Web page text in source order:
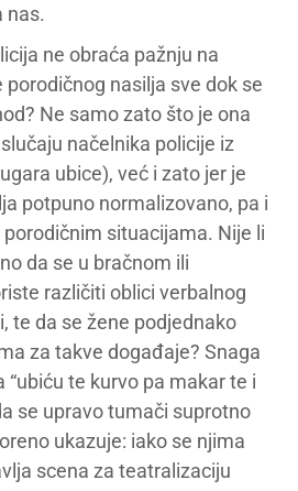
nas.
ne obraća pažnju na
nasilja sve dok se
Ne samo zato što je ona
načelnika policije iz
ubice), već i zato jer je
potpuno normalizovano, pa i
situacijama. Nije li
da se u bračnom ili
različiti oblici verbalnog
te da se žene podjednako
za takve događaje? Snaga
te kurvo pa makar te i
se upravo tumači suprotno
ukazuje: iako se njima
scena za teatralizaciju